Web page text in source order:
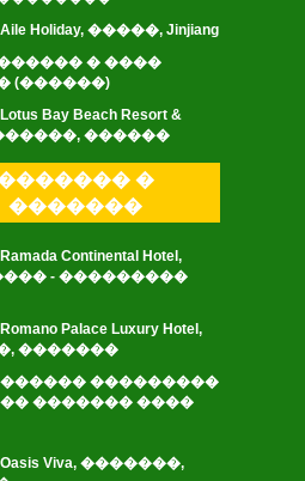
Holiday, �����, Jinjiang
� ����
(������)
Bay Beach Resort &
������, ������
�
�������
Continental Hotel,
- ���������
Palace Luxury Hotel,
�������
���������
������� ����
Viva, �������,